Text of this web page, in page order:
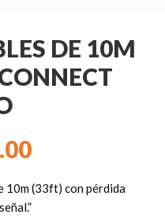
DE 10M
10m (33ft) con pérdida